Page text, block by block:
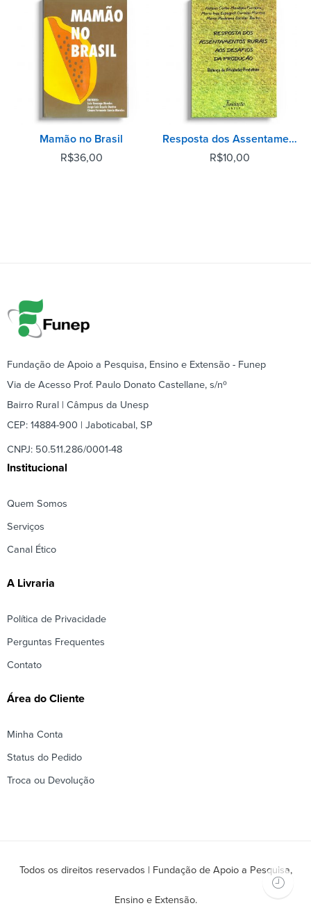
Mamão no Brasil
R$36,00
Resposta dos Assentamentos Rurais aos Desafios da Produção - Balanço de Atividades Produtivas
R$10,00
Fundação de Apoio a Pesquisa, Ensino e Extensão - Funep
Via de Acesso Prof. Paulo Donato Castellane, s/nº
Bairro Rural | Câmpus da Unesp
CEP: 14884-900 | Jaboticabal, SP
CNPJ: 50.511.286/0001-48
Institucional
Quem Somos
Serviços
Canal Ético
A Livraria
Política de Privacidade
Perguntas Frequentes
Contato
Área do Cliente
Minha Conta
Status do Pedido
Troca ou Devolução
Todos os direitos reservados | Fundação de Apoio a Pesquisa,
Ensino e Extensão.